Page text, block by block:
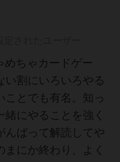
めちゃカードゲー
い割にいろいろやる
ことでも有名。知っ
にやることを強く
んばって解読してや
まにか終わり、よく